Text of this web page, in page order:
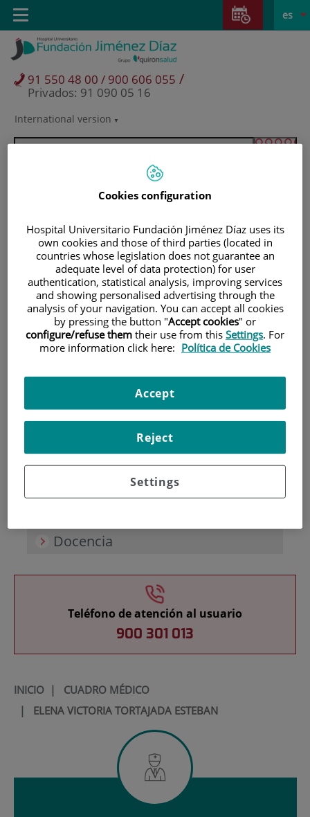
Saltar al contenido
Saltar
contenido
Selector
activo
es
International version
91 550 48 00 / 900 606 055 /
Privados: 91 090 05 16
Toggle
navigation
Pacientes y visitantes
Investigación
Docencia
Teléfono de atención al usuario
900 301 013
INICIO| CUADRO MÉDICO
| ELENA VICTORIA TORTAJADA ESTEBAN
Cookies configuration
Hospital Universitario Fundación Jiménez Díaz uses its
own cookies and those of third parties (located in
countries whose legislation does not guarantee an
adequate level of data protection) for user
authentication, statistical analysis, improving services
and showing personalised advertising through the
analysis of your navigation. You can accept all cookies
by pressing the button "Accept cookies" or
configure/refuse them their use from this Settings. For
more information click here: Política de Cookies
Settings
Reject
Accept